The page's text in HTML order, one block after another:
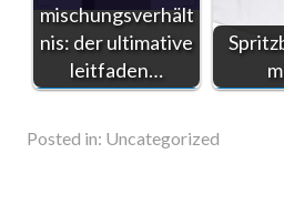
mischungsverhält
nis: der ultimative
leitfaden…
Posted in: Uncategorized